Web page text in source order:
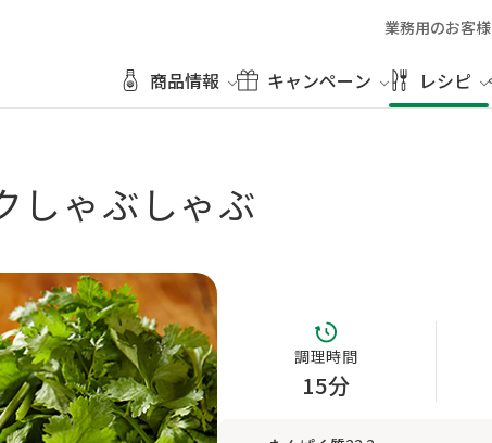
商品情報 キャンペーン レシピ
業務用のお客様
しゃぶしゃぶ
調理時間
15分